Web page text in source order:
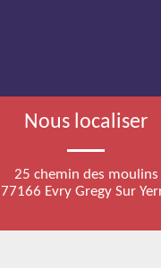
Nous localiser
25 chemin des moulins
77166 Evry Gregy Sur